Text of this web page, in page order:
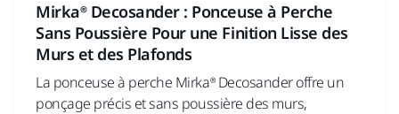
Mirka® Decosander : Ponceuse à Perche
Sans Poussière Pour une Finition Lisse des
Murs et des Plafonds
La ponceuse à perche Mirka® Decosander offre un
ponçage précis et sans poussière des murs,